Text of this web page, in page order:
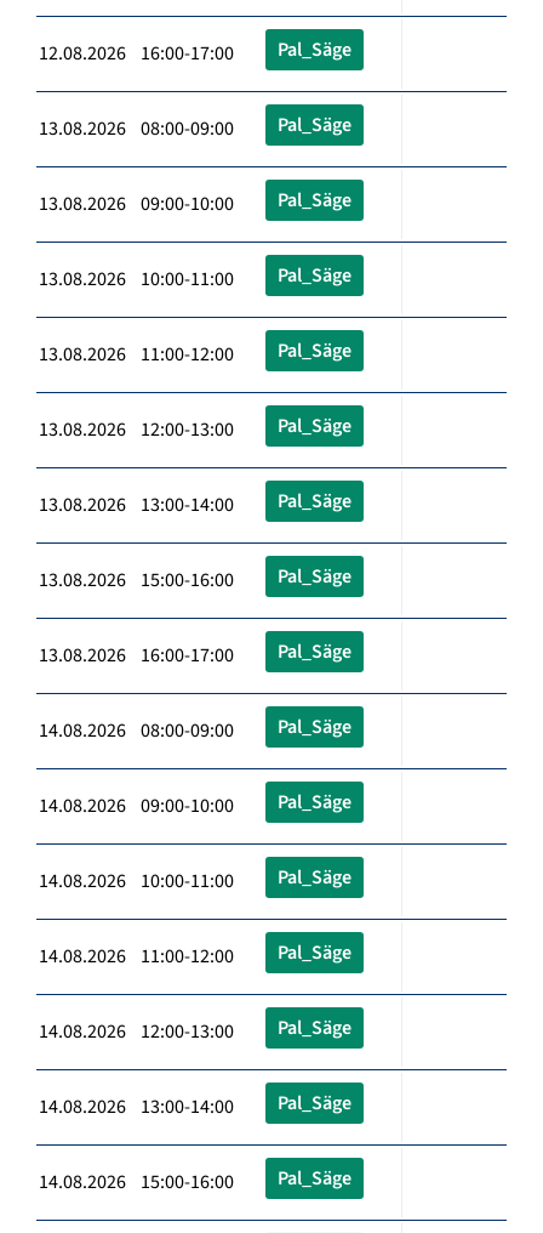
12.08.2026 16:00-17:00 Pal_Säge
13.08.2026 08:00-09:00 Pal_Säge
13.08.2026 09:00-10:00 Pal_Säge
13.08.2026 10:00-11:00 Pal_Säge
13.08.2026 11:00-12:00 Pal_Säge
13.08.2026 12:00-13:00 Pal_Säge
13.08.2026 13:00-14:00 Pal_Säge
13.08.2026 15:00-16:00 Pal_Säge
13.08.2026 16:00-17:00 Pal_Säge
14.08.2026 08:00-09:00 Pal_Säge
14.08.2026 09:00-10:00 Pal_Säge
14.08.2026 10:00-11:00 Pal_Säge
14.08.2026 11:00-12:00 Pal_Säge
14.08.2026 12:00-13:00 Pal_Säge
14.08.2026 13:00-14:00 Pal_Säge
14.08.2026 15:00-16:00 Pal_Säge